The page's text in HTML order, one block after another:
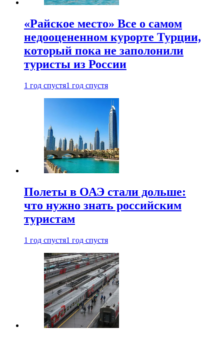
«Райское место» Все о самом
недооцененном курорте Турции,
который пока не заполонили
туристы из России
1 год спустя1 год спустя
Полеты в ОАЭ стали дольше:
что нужно знать российским
туристам
1 год спустя1 год спустя